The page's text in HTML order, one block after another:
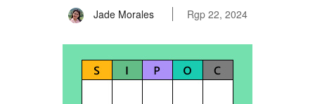
Jade Morales Rgp 22, 2024